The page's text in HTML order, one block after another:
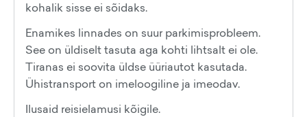
kohalik sisse ei sõidaks.
Enamikes linnades on suur parkimisprobleem.
See on üldiselt tasuta aga kohti lihtsalt ei ole.
Tiranas ei soovita üldse üüriautot kasutada.
Ühistransport on imeloogiline ja imeodav.
Ilusaid reisielamusi kõigile.